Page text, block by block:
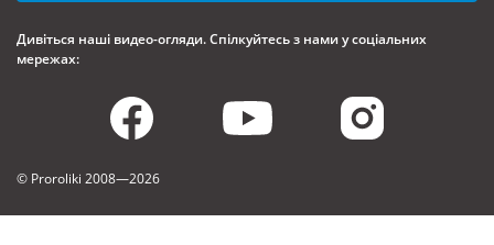
Дивіться наші видео-огляди. Спілкуйтесь з нами у соціальних
мережах:
© Proroliki 2008—2026